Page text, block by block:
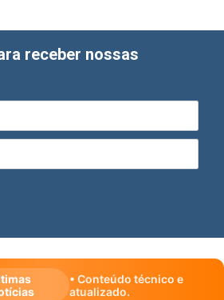
receber nossas
• Conteúdo técnico e
atualizado.